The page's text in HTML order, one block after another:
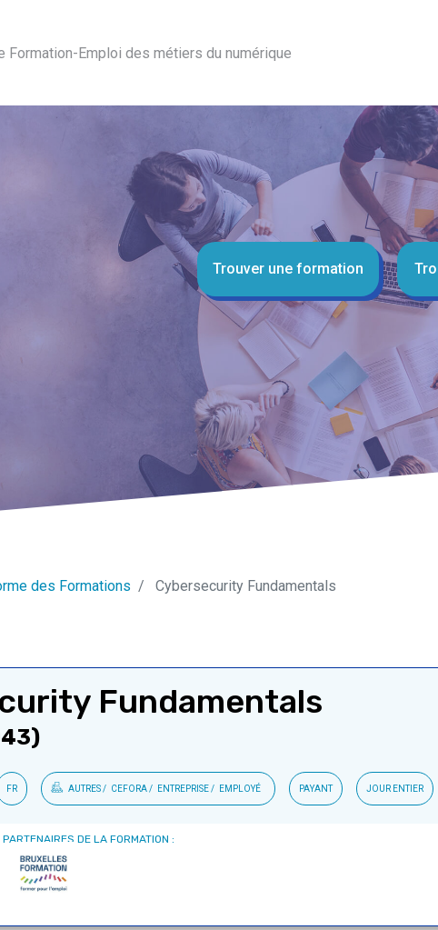
Formation-Emploi des métiers du numérique
Trouver une formation
des Formations Cybersecurity Fundamentals
Fundamentals
FR AUTRES CEFORA ENTREPRISE EMPLOYÉ PAYANT JOUR ENTIER
PARTENAIRES DE LA FORMATION :